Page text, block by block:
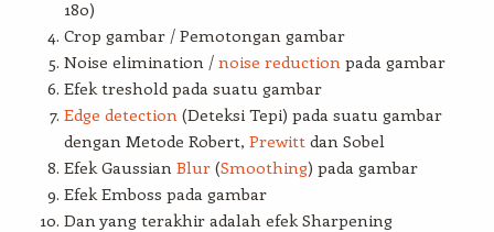
180)
Crop gambar / Pemotongan gambar
Noise elimination / noise reductionpada gambar
Efek treshold pada suatu gambar
Edge detection(Deteksi Tepi) pada suatu gambar
dengan Metode Robert, Prewittdan Sobel
Efek Gaussian Blur(Smoothing) pada gambar
Efek Emboss pada gambar
Dan yang terakhir adalah efek Sharpening